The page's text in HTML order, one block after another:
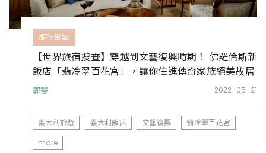
旅行景點
【世界旅宿搜查】穿越到文藝復興時期！ 佛羅倫斯新
飯店「翡冷翠百花宮」，讓你住進傳奇家族絕美故居
郭慧 2022-05-21
義大利旅遊 義大利飯店 文藝復興
翡冷翠百花宮
more